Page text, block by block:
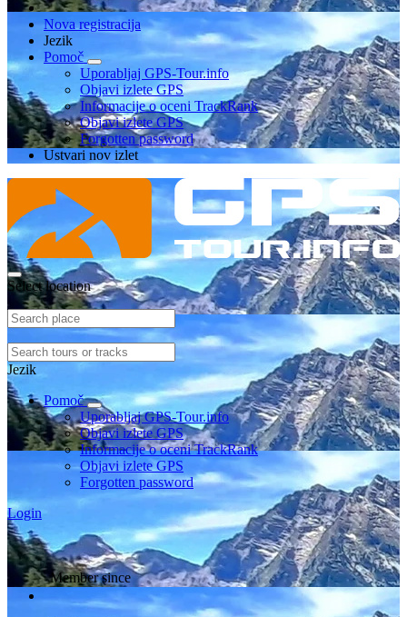
Nova registracija
Jezik
Pomoč
Uporabljaj GPS-Tour.info
Objavi izlete GPS
Informacije o oceni TrackRank
Objavi izlete GPS
Forgotten password
Ustvari nov izlet
Select location
Jezik
Pomoč
Uporabljaj GPS-Tour.info
Objavi izlete GPS
Informacije o oceni TrackRank
Objavi izlete GPS
Forgotten password
Login
Member since